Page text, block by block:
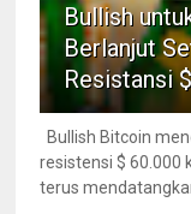
Bullish
Berlanjut
Resistansi
Bullish Bitcoin
resistensi $ 60.000
terus